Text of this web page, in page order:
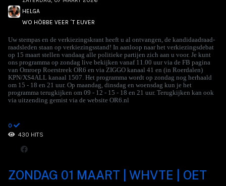
HELGA
WO HÖBBE VEER ´T EUVER
Uw stempas en de verkiezingskrant heeft u al ontvangen, de kandidaadraad-
raadsleden staan op verkiezingsstand! In aanloop naar het verkiezingsdebat
op 15 maart stellen vandaag alle politieke partijen zich aan u voor. Je kunt
ons programma op zondag live bekijken vanaf 11.00 uur via de FB pagina
van Omroep Roerstreek OR6 en via ZIGGO kanaal 41 en (in Roerdalen)
KPN/XS4ALL kanaal 1507. Het programma wordt op zondag nog herhaald
om 15 - 18 en 21 uur. Op maandag, dinsdag en woensdag kun je het
programma terugkijken om 09 - 12 - 15 - 18 en 21 uur. Terugkijken kan ook
via uitzending gemist via de website OR6.nl
0
430 HITS
ZONDAG 01 MAART | WHVTE | OET